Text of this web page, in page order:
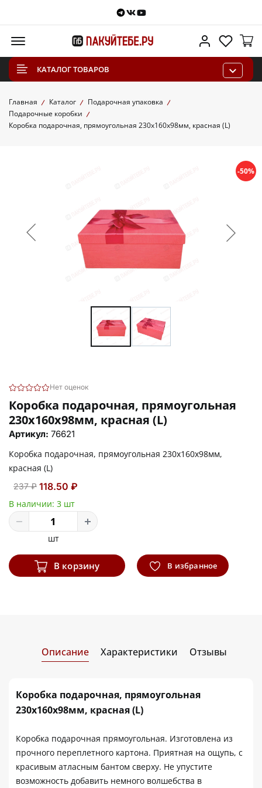
Telegram
VKontakte
Youtube
Личный
КАТАЛОГ ТОВАРОВ
Главная Каталог
Подарочная упаковка
Подарочные коробки
Коробка подарочная, прямоугольная 230х160х98мм, красная (L)
-50%
Нет оценок
Коробка подарочная, прямоугольная
230х160х98мм, красная (L)
Артикул: 76621
Коробка подарочная, прямоугольная 230х160х98мм,
красная (L)
237 ₽ 118.50 ₽
В наличии: 3 шт
шт
В корзину В избранное
Описание Характеристики Отзывы
Коробка подарочная, прямоугольная
230х160х98мм, красная (L)
Коробка подарочная прямоугольная. Изготовлена из
прочного переплетного картона. Приятная на ощупь, с
красивым атласным бантом сверху. Не упустите
возможность добавить немного волшебства в